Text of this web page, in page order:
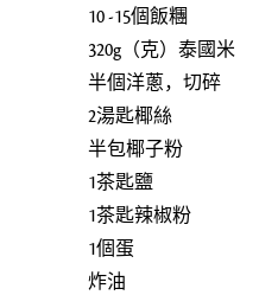
10 -15個飯糰
320g（克）泰國米
半個洋蔥，切碎
2湯匙椰絲
半包椰子粉
1茶匙鹽
1茶匙辣椒粉
1個蛋
炸油